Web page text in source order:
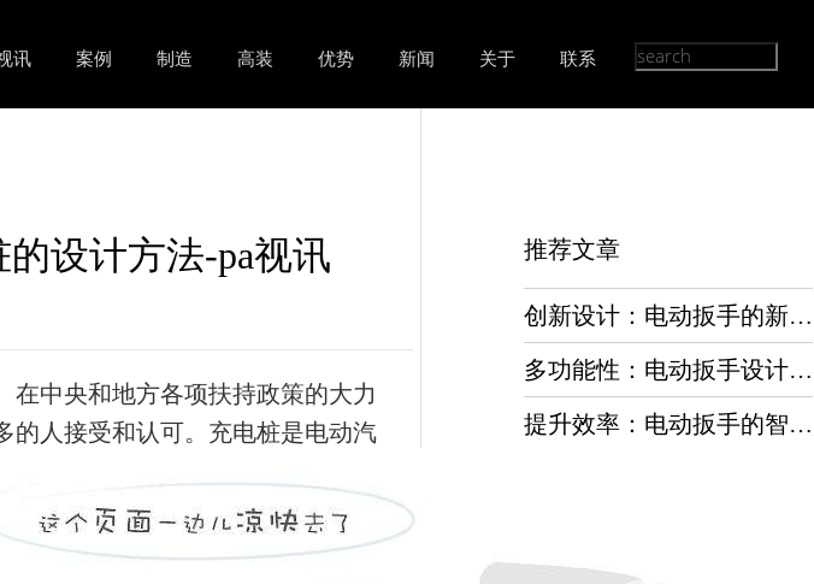
讯 案例 制造 高装 优势 新闻 关于 联系
设计方法-pa视讯
在中央和地方各项扶持政策的大力
的人接受和认可。充电桩是电动汽
要发展电动汽车，充电桩和充电
展。
推荐文章
创新设计：电动扳手的新篇章
多功能性：电动扳手设计的多种应用
提升效率：电动扳手的智能化设计